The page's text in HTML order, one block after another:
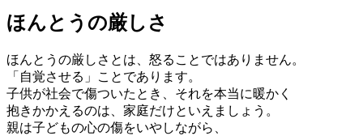
ほんとうの厳しさ
ほんとうの厳しさとは、怒ることではありません。
「自覚させる」ことであります。
子供が社会で傷ついたとき、それを本当に暖かく
抱きかかえるのは、家庭だけといえましょう。
親は子どもの心の傷をいやしながら、